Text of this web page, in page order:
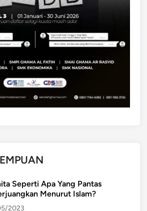
Seperti Apa Yang Pantas
Menurut Islam?
2023